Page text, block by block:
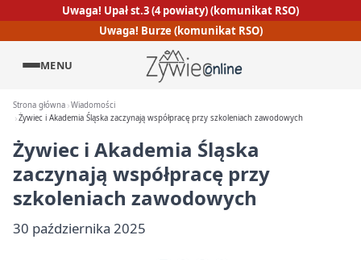
Uwaga! Upał st.3 (4 powiaty) (komunikat RSO)
Uwaga! Burze (komunikat RSO)
MENU
Strona główna Wiadomości
Żywiec i Akademia Śląska zaczynają współpracę przy szkoleniach zawodowych
Żywiec i Akademia Śląska
zaczynają współpracę przy
szkoleniach zawodowych
30 października 2025